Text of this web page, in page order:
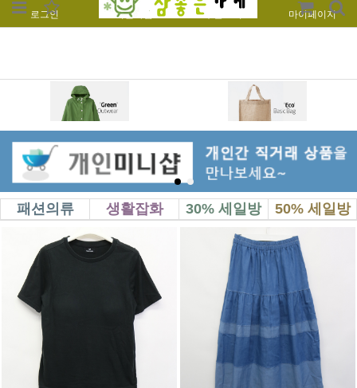
로그인 회원가입 주문조회 마이페이지
패션의류 생활잡화 30% 세일방 50% 세일방